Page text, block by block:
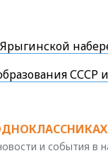
СССР
и события в